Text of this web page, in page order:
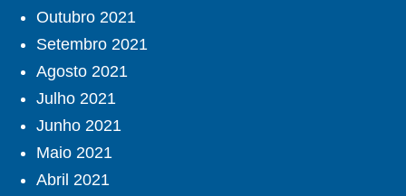
Outubro 2021
Setembro 2021
Agosto 2021
Julho 2021
Junho 2021
Maio 2021
Abril 2021